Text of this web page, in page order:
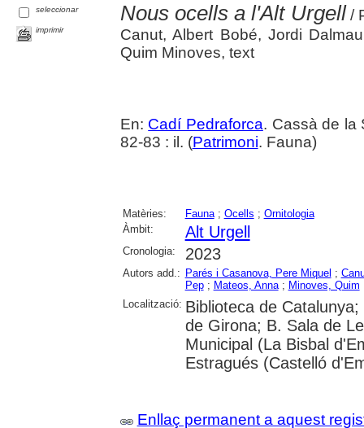
seleccionar
imprimir
Nous ocells a l'Alt Urgell/
Canut, Albert Bobé, Jordi
Quim Minoves, text
En: Cadí Pedraforca. Cassà de la
82-83 : il. (Patrimoni. Fauna)
Matèries: Fauna; Ocells ; Ornitologia
Àmbit:
Alt Urgell
Cronologia: 2023
Autors add.: Parés i Casanova, Pere Miquel ;
Pep; Mateos, Anna; Minoves, Quim
Localització: Biblioteca de
de Girona; B. Sala de
Municipal (La Bisbal
Estragués (Castelló
Enllaç permanent a aquest